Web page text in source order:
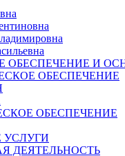
ОБЕСПЕЧЕНИЕ И
ОБЕСПЕЧЕНИЕ
ОБЕСПЕЧЕНИЕ
УСЛУГИ
ДЕЯТЕЛЬНОСТЬ